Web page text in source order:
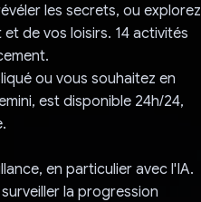
les secrets, ou explorez
de vos loisirs. 14 activités
ou vous souhaitez en
est disponible 24h/24,
en particulier avec l'IA.
la progression